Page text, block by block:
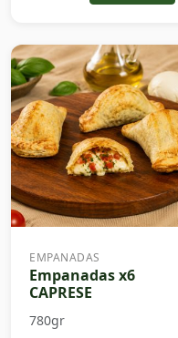
EMPANADAS
Empanadas x6
CAPRESE
780gr